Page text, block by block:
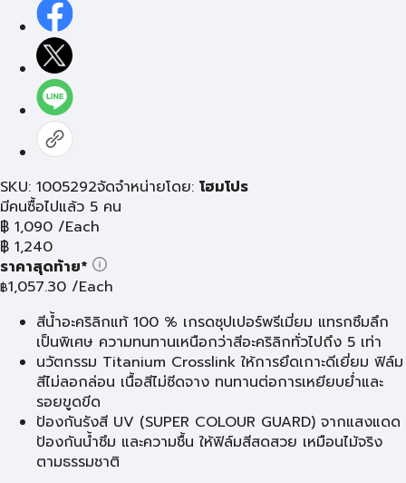
SKU: 1005292จัดจำหน่ายโดย: โฮมโปร
มีคนซื้อไปแล้ว 5 คน
฿ 1,090 /Each
฿ 1,240
ราคาสุดท้าย*
฿1,057.30 /Each
สีน้ำอะคริลิกแท้ 100 % เกรดซุปเปอร์พรีเมี่ยม แทรกซึมลึก
เป็นพิเศษ ความทนทานเหนือกว่าสีอะคริลิกทั่วไปถึง 5 เท่า
นวัตกรรม Titanium Crosslink ให้การยึดเกาะดีเยี่ยม ฟิล์ม
สีไม่ลอกล่อน เนื้อสีไม่ซีดจาง ทนทานต่อการเหยียบย่ำและ
รอยขูดขีด
ป้องกันรังสี UV (SUPER COLOUR GUARD) จากแสงแดด
ป้องกันน้ำซึม และความชื้น ให้ฟิล์มสีสดสวย เหมือนไม้จริง
ตามธรรมชาติ